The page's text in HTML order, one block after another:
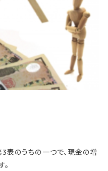
表のうちの一つで、現金の増